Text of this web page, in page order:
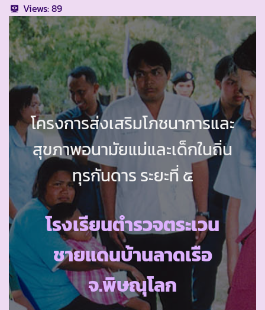
Views:89
โครงการส่งเสริมโภชนาการและ
สุขภาพอนามัยแม่และเด็กในถิ่น
ทุรกันดาร ระยะที่ ๕
โรงเรียนตำรวจตระเวน
ชายแดนบ้านลาดเรือ
จ.พิษณุโลก